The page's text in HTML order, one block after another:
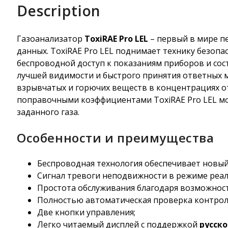
Description
Газоанализатор ToxiRAE Pro LEL – первый в мире
данных. ToxiRAE Pro LEL поднимает технику
беспроводной доступ к показаниям приборов и
лучшей видимости и быстрого принятия ответных
взрывчатых и горючих веществ в концентрациях
поправочными коэффициентами ToxiRAE Pro LEL
заданного газа.
Особенности и преимущества
Беспроводная технология обеспечивает
Сигнал тревоги неподвижности в режиме
Простота обслуживания благодаря
Полностью автоматическая проверка
Две кнопки управления;
Легко читаемый дисплей с поддержкой